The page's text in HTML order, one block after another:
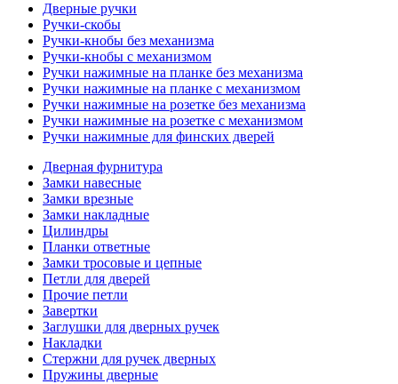
Дверные ручки
Ручки-скобы
Ручки-кнобы без механизма
Ручки-кнобы с механизмом
Ручки нажимные на планке без механизма
Ручки нажимные на планке с механизмом
Ручки нажимные на розетке без механизма
Ручки нажимные на розетке с механизмом
Ручки нажимные для финских дверей
Дверная фурнитура
Замки навесные
Замки врезные
Замки накладные
Цилиндры
Планки ответные
Замки тросовые и цепные
Петли для дверей
Прочие петли
Завертки
Заглушки для дверных ручек
Накладки
Стержни для ручек дверных
Пружины дверные